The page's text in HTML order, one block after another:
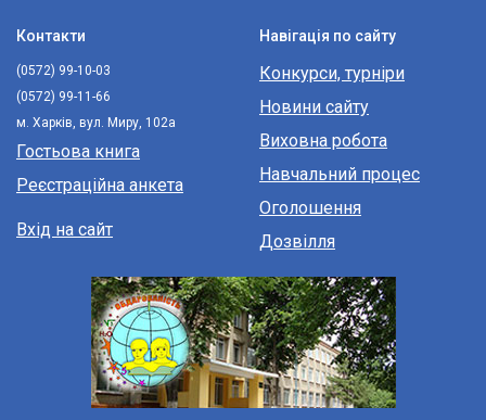
Навігація по сайту
Конкурси, турніри
Новини сайту
Виховна робота
Навчальний процес
Оголошення
Дозвілля
Контакти
(0572) 99-10-03
(0572) 99-11-66
м. Харків, вул. Миру, 102а
Гостьова книга
Реєстраційна анкета
Вхід на сайт